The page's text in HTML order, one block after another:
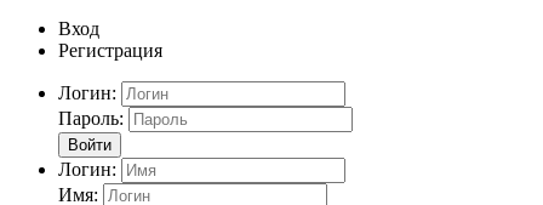
Вход
Регистрация
Логин:
Пароль:
Войти
Логин:
Имя: